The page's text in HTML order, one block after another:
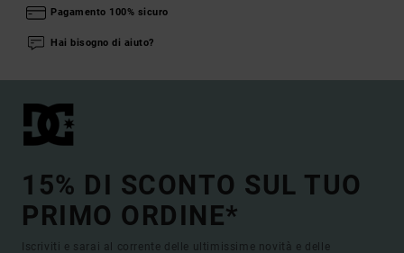
Pagamento 100% sicuro
Hai bisogno di aiuto?
15% DI SCONTO SUL TUO
PRIMO ORDINE*
Iscriviti e sarai al corrente delle ultimissime novità e delle